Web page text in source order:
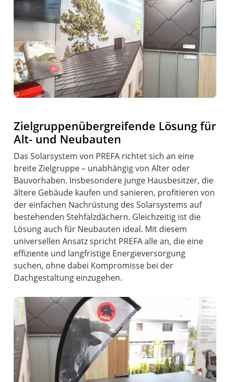
Zielgruppenübergreifende Lösung für
Alt- und Neubauten
Das Solarsystem von PREFA richtet sich an eine
breite Zielgruppe – unabhängig von Alter oder
Bauvorhaben. Insbesondere junge Hausbesitzer, die
ältere Gebäude kaufen und sanieren, profitieren von
der einfachen Nachrüstung des Solarsystems auf
bestehenden Stehfalzdächern. Gleichzeitig ist die
Lösung auch für Neubauten ideal. Mit diesem
universellen Ansatz spricht PREFA alle an, die eine
effiziente und langfristige Energieversorgung
suchen, ohne dabei Kompromisse bei der
Dachgestaltung einzugehen.